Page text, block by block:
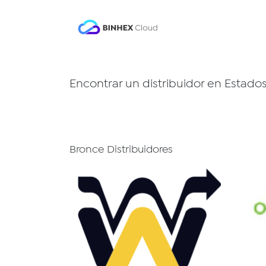
Encontrar un distribuidor en
Bronce Distribuidores